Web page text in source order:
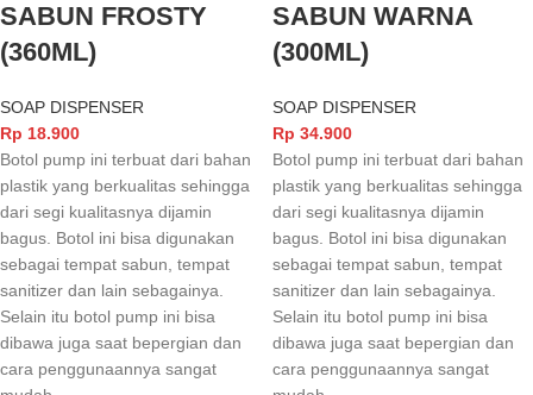
SABUN FROSTY
(360ML)
SOAP DISPENSER
Rp 18.900
Botol pump ini terbuat dari bahan
plastik yang berkualitas sehingga
dari segi kualitasnya dijamin
bagus. Botol ini bisa digunakan
sebagai tempat sabun, tempat
sanitizer dan lain sebagainya.
Selain itu botol pump ini bisa
dibawa juga saat bepergian dan
cara penggunaannya sangat
SABUN WARNA
(300ML)
SOAP DISPENSER
Rp 34.900
Botol pump ini terbuat dari bahan
plastik yang berkualitas sehingga
dari segi kualitasnya dijamin
bagus. Botol ini bisa digunakan
sebagai tempat sabun, tempat
sanitizer dan lain sebagainya.
Selain itu botol pump ini bisa
dibawa juga saat bepergian dan
cara penggunaannya sangat